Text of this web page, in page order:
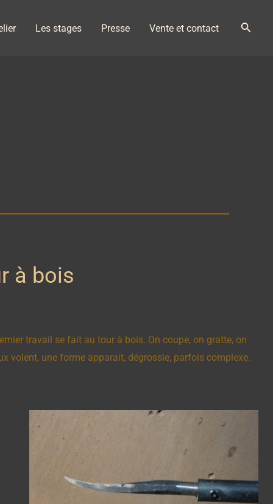
Les stages Presse Vente et contact
à bois
travail se fait au tour à bois. On coupe, on gratte, on
volent, une forme apparait, dégrossie, parfois complexe.